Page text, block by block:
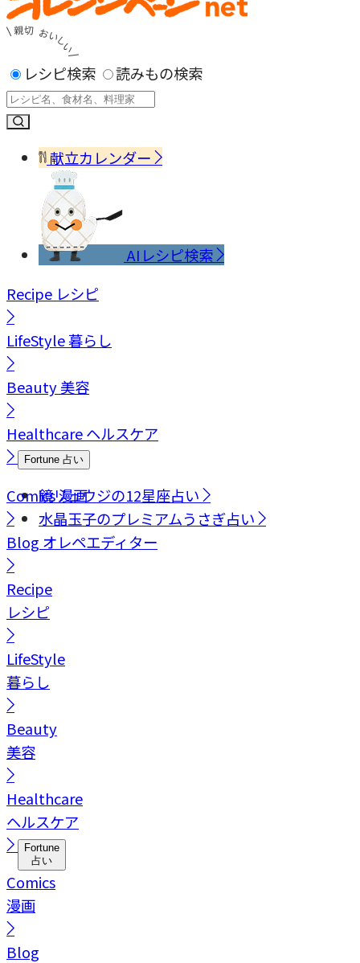
レシピ検索 読みもの検索
献立カレンダー
AIレシピ検索
Recipe レシピ
LifeStyle暮らし
Beauty美容
Healthcareヘルスケア
Fortune 占い
鏡リュウジの12星座占い
水晶玉子のプレミアムうさぎ占い
Comics漫画
Blog オレペエディター
Recipe
レシピ
LifeStyle
暮らし
Beauty
美容
Healthcare
ヘルスケア
Fortune
占い
Comics
漫画
Blog